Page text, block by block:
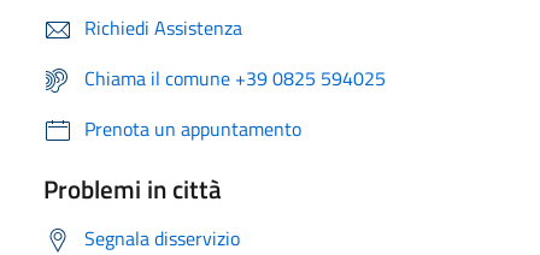
Richiedi Assistenza
Chiama il comune +39 0825 594025
Prenota un appuntamento
Problemi in città
Segnala disservizio